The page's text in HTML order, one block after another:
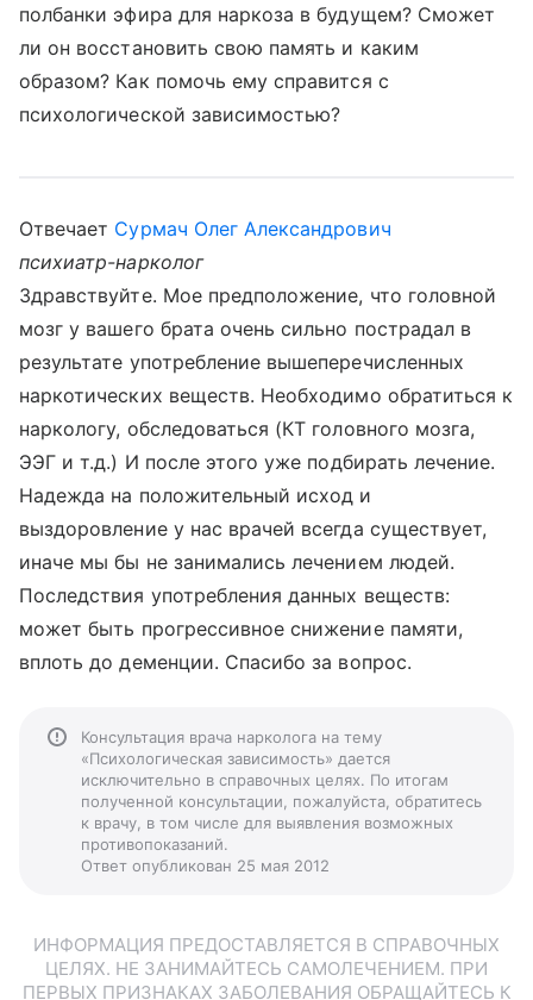
полбанки эфира для наркоза в будущем? Сможет
ли он восстановить свою память и каким
образом? Как помочь ему справится с
психологической зависимостью?
Отвечает Сурмач Олег Александрович
психиатр-нарколог
Здравствуйте. Мое предположение, что головной
мозг у вашего брата очень сильно пострадал в
результате употребление вышеперечисленных
наркотических веществ. Необходимо обратиться к
наркологу, обследоваться (КТ головного мозга,
ЭЭГ и т.д.) И после этого уже подбирать лечение.
Надежда на положительный исход и
выздоровление у нас врачей всегда существует,
иначе мы бы не занимались лечением людей.
Последствия употребления данных веществ:
может быть прогрессивное снижение памяти,
вплоть до деменции. Спасибо за вопрос.
Консультация врача нарколога на тему
«Психологическая зависимость» дается
исключительно в справочных целях. По итогам
полученной консультации, пожалуйста, обратитесь
к врачу, в том числе для выявления возможных
противопоказаний.
Ответ опубликован 25 мая 2012
ИНФОРМАЦИЯ ПРЕДОСТАВЛЯЕТСЯ В СПРАВОЧНЫХ
ЦЕЛЯХ. НЕ ЗАНИМАЙТЕСЬ САМОЛЕЧЕНИЕМ. ПРИ
ПЕРВЫХ ПРИЗНАКАХ ЗАБОЛЕВАНИЯ ОБРАЩАЙТЕСЬ К